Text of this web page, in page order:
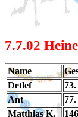
7.7.02
Name
Detlef
73.
Ant 77.
Matthias K.